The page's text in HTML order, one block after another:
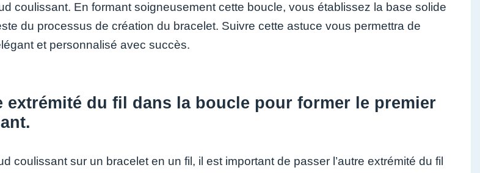
coulissant. En formant soigneusement cette boucle, vous établissez la base solide
du processus de création du bracelet. Suivre cette astuce vous permettra de
et personnalisé avec succès.
extrémité du fil dans la boucle pour former le premier
coulissant sur un bracelet en un fil, il est important de passer l’autre extrémité du fil